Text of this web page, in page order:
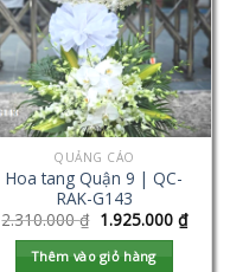
QUẢNG CÁO
Hoa tang Quận 9 | QC-
RAK-G143
2.310.000₫ 1.925.000 ₫
Thêm vào giỏ hàng